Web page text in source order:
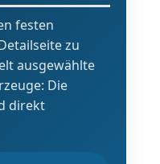
festen
zu
ausgewählte
Die
direkt